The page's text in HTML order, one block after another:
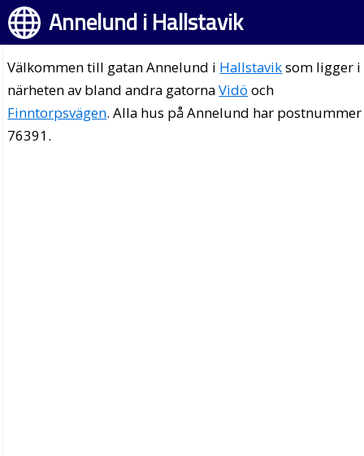
Annelund i Hallstavik
Välkommen till gatan Annelund i Hallstaviksom ligger i
närheten av bland andra gatornaVidö och
Finntorpsvägen. Alla hus på Annelund har postnummer
76391.